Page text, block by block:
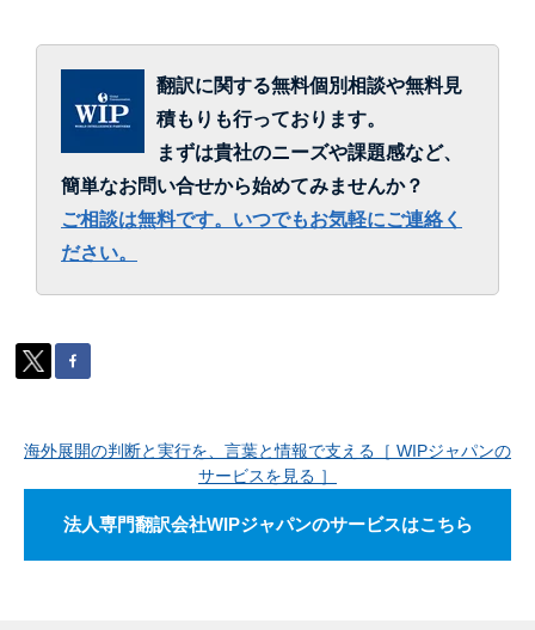
翻訳に関する無料個別相談や無料見
積もりも行っております。
まずは貴社のニーズや課題感など、
簡単なお問い合せから始めてみませんか？
ご相談は無料です。いつでもお気軽にご連絡く
ださい。
海外展開の判断と実行を、言葉と情報で支える［ WIPジャパンの
サービスを見る ］
法人専門翻訳会社WIPジャパンのサービスはこちら